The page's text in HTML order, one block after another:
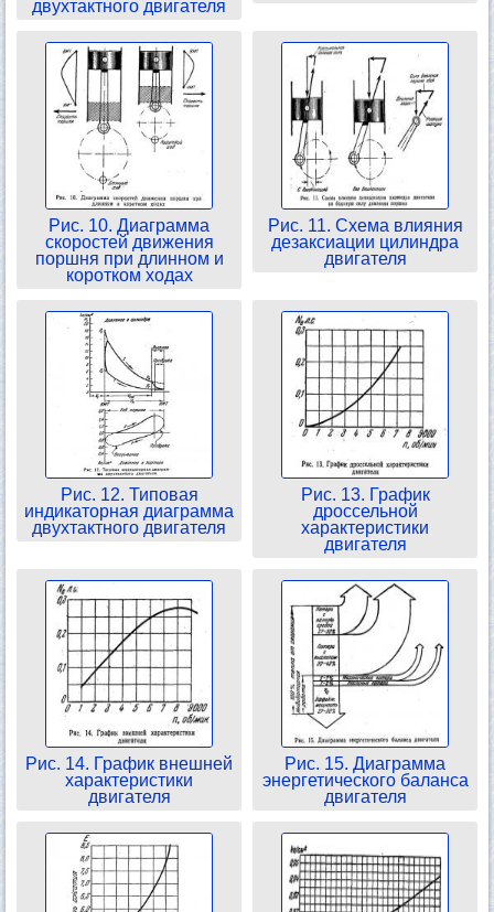
двухтактного двигателя
Рис. 10. Диаграмма
скоростей движения
поршня при длинном и
коротком ходах
Рис. 11. Схема влияния
дезаксиации цилиндра
двигателя
Рис. 12. Типовая
индикаторная диаграмма
двухтактного двигателя
Рис. 13. График
дроссельной
характеристики
двигателя
Рис. 14. График внешней
характеристики
двигателя
Рис. 15. Диаграмма
энергетического баланса
двигателя